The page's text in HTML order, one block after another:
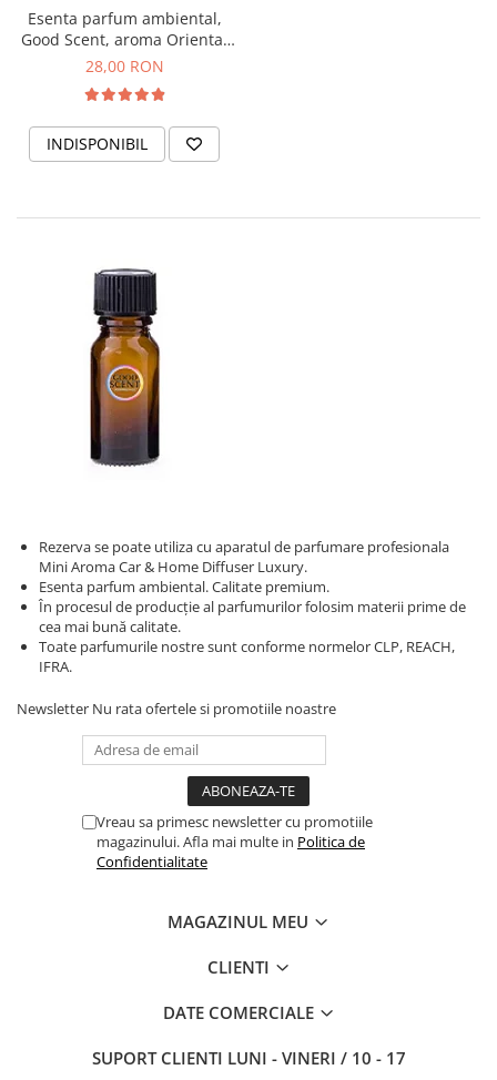
Esenta parfum ambiental,
Good Scent, aroma Oriental
Amber, 20 g
28,00 RON
INDISPONIBIL
Rezerva se poate utiliza cu aparatul de parfumare profesionala
Mini Aroma Car & Home Diffuser Luxury.
Esenta parfum ambiental. Calitate premium.
În procesul de producție al parfumurilor folosim materii prime de
cea mai bună calitate.
Toate parfumurile nostre sunt conforme normelor CLP, REACH,
IFRA.
Newsletter Nu rata ofertele si promotiile noastre
Vreau sa primesc newsletter cu promotiile
magazinului. Afla mai multe in Politica de
Confidentialitate
MAGAZINUL MEU
CLIENTI
DATE COMERCIALE
SUPORT CLIENTI LUNI - VINERI / 10 - 17